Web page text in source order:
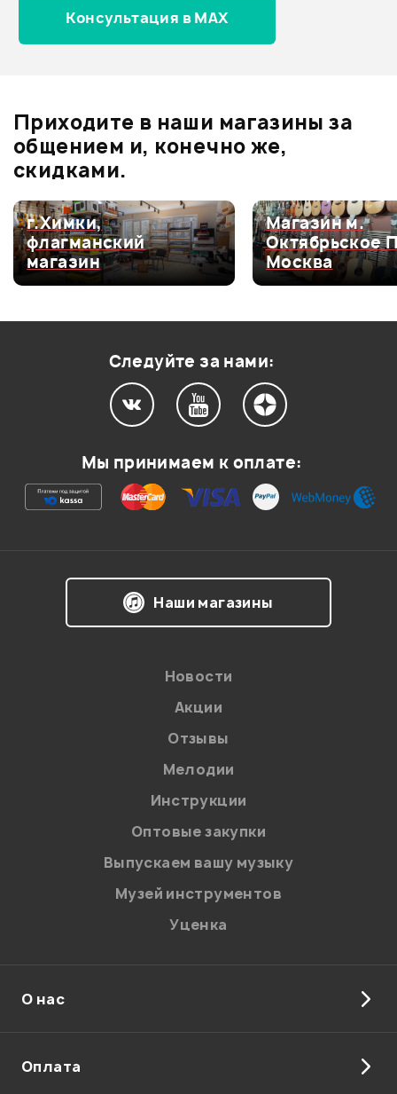
0.0
Оценка5
0
Оценка4
0
Оценка3
0
Ваша оценка:
на обработку персональных данных в
Политикой в отношении обработки
персональных данных.
Введите проверочное число:
Отправить
Консультация в MAX
Приходите в наши магазины за
общением и, конечно же,
скидками.
г.Химки,
флагманский
магазин
Магазин м.
Октябрьское
Москва
Следуйте за нами:
Мы принимаем к оплате:
Наши магазины
Новости
Акции
Отзывы
Мелодии
Инструкции
Оптовые закупки
Выпускаем вашу музыку
Музей инструментов
Уценка
О нас
Оплата